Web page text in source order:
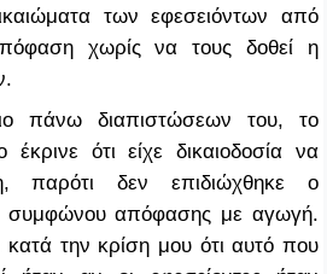
των εφεσειόντων από
χωρίς να τους δοθεί η
πάνω διαπιστώσεων του, το
έκρινε ότι είχε δικαιοδοσία να
παρότι δεν επιδιώχθηκε ο
συμφώνου απόφασης με αγωγή.
κατά την κρίση μου ότι αυτό που